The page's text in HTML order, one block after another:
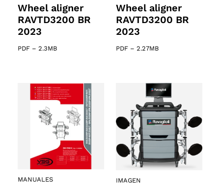
Wheel aligner
RAVTD3200 BR
2023
PDF – 2.3MB
Wheel aligner
RAVTD3200 BR
2023
PDF – 2.27MB
MANUALES IMAGEN